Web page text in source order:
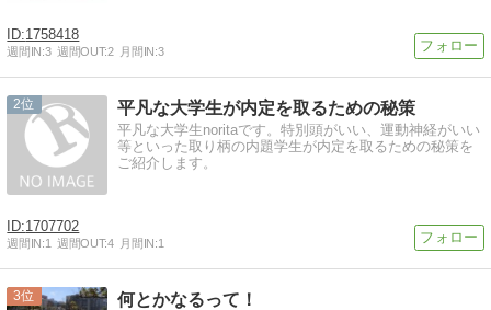
1758418
週間IN:3 週間OUT:2 月間IN:3
2 平凡な大学生が内定を取るための秘策
平凡な大学生noritaです。特別頭がいい、運動神経がいい
等といった取り柄の内題学生が内定を取るための秘策を
ご紹介します。
1707702
週間IN:1 週間OUT:4 月間IN:1
3 何とかなるって！